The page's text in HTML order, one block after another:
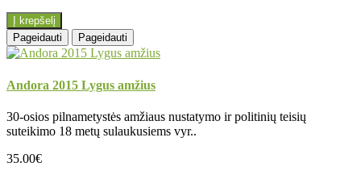
Į krepšelį
Pageidauti
Pageidauti
Andora 2015 Lygus amžius
30-osios pilnametystės amžiaus nustatymo ir politinių teisių
suteikimo 18 metų sulaukusiems vyr..
35.00€